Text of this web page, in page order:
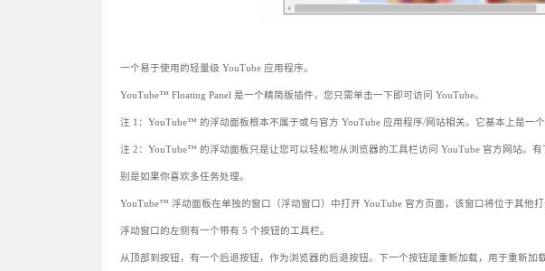
一个易于使用的轻量级 YouTube 应用程序。
YouTube™ Floating Panel 是一个精简版插件，您只需单击一下即可访问 YouTube。
注 1：YouTube™ 的浮动面板根本不属于或与官方 YouTube 应用程序/网站相关。它基本上是一
注 2：YouTube™ 的浮动面板只是让您可以轻松地从浏览器的工具栏访问 YouTube 官方网站。
别是如果你喜欢多任务处理。
YouTube™ 浮动面板在单独的窗口（浮动窗口）中打开 YouTube 官方页面，该窗口将位于其他
浮动窗口的左侧有一个带有 5 个按钮的工具栏。
从顶部到按钮，有一个后退按钮，作为浏览器的后退按钮。下一个按钮是重新加载，用于重新